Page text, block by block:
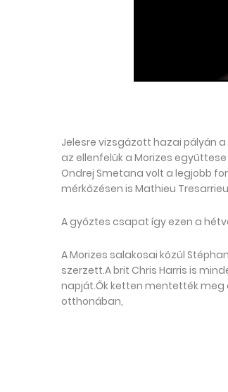
Jelesre vizsgázott hazai pályán
az ellenfelük a Morizes
Ondrej Smetana volt a legjobb
mérkőzésen is Mathieu
A győztes csapat így ezen a
A Morizes salakosai közül
szerzett.A brit Chris Harris is
napját.Ők ketten mentették meg
otthonában,